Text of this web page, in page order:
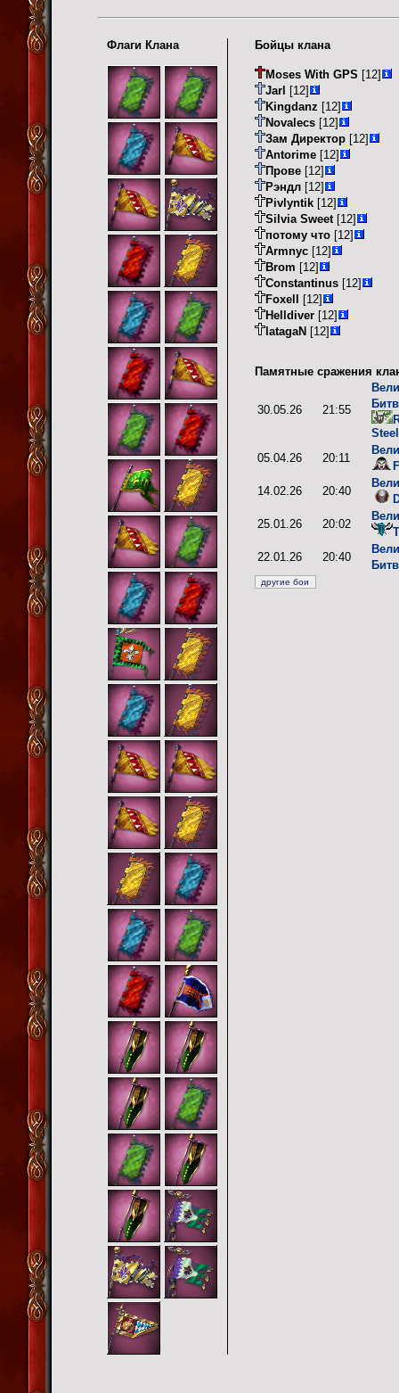
Флаги Клана Бойцы клана
Moses With GPS [12]
Jarl [12]
Kingdanz [12]
Novalecs [12]
Зам Директор [12]
Antorime [12]
Прове [12]
Рэндл [12]
Pivlyntik [12]
Silvia Sweet [12]
потому что [12]
Armnyc [12]
Brom [12]
Constantinus [12]
Foxell [12]
Helldiver [12]
IatagaN [12]
Памятные сражения
30.05.26 21:55
05.04.26
20:11
14.02.26
20:40
25.01.26
20:02
22.01.26
20:40